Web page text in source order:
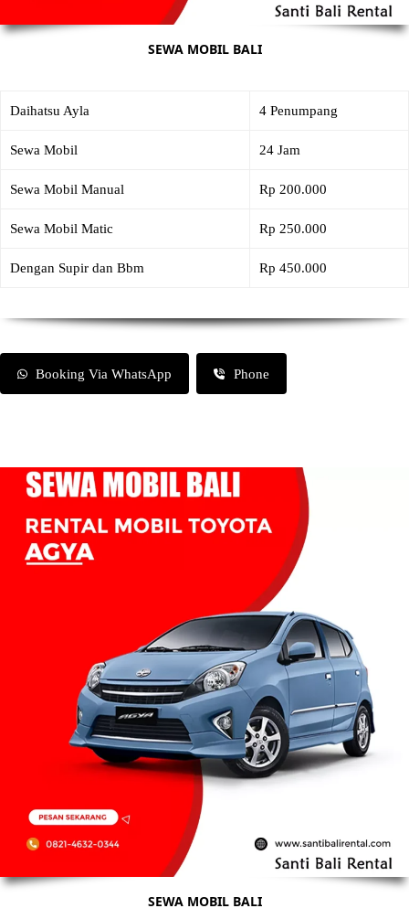
SEWA MOBIL BALI
Daihatsu Ayla 4 Penumpang
Sewa Mobil 24 Jam
Sewa Mobil Manual Rp 200.000
Sewa Mobil Matic Rp 250.000
Dengan Supir dan Bbm Rp 450.000
Booking Via WhatsApp Phone
SEWA MOBIL BALI